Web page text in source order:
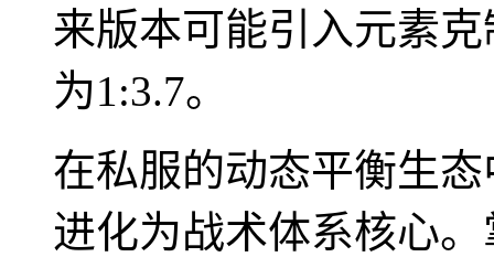
来版本可能引入元素
为1:3.7。
在私服的动态平衡生
进化为战术体系核心